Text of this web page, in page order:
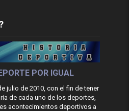
POR IGUAL
julio de 2010, con el fin de tener
de cada uno de los deportes,
acontecimientos deportivos a